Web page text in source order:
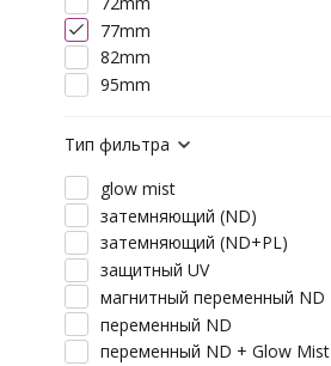
77mm
82mm
95mm
Тип фильтра
glow mist
затемняющий (ND)
затемняющий (ND+PL)
защитный UV
магнитный переменный ND
переменный ND
переменный ND + Glow Mist